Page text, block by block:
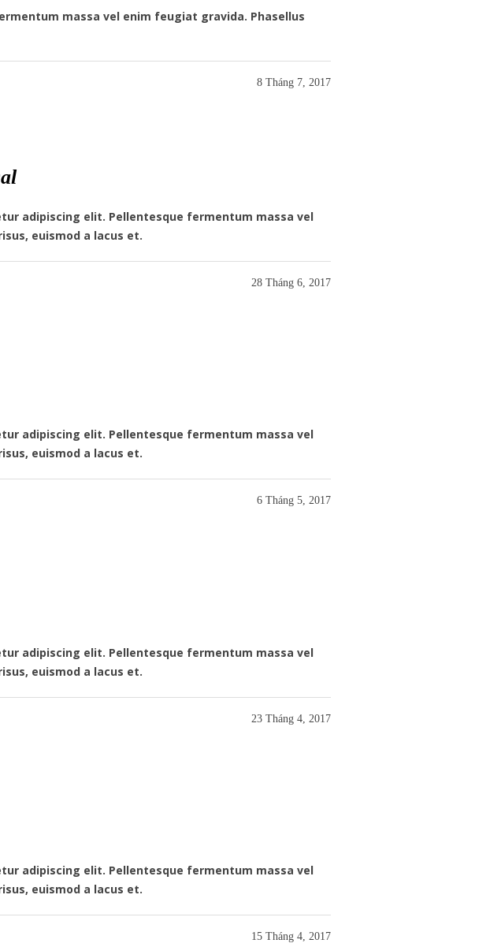
massa vel enim feugiat gravida. Phasellus
8 Tháng 7, 2017
adipiscing elit. Pellentesque fermentum massa vel
euismod a lacus et.
28 Tháng 6, 2017
adipiscing elit. Pellentesque fermentum massa vel
euismod a lacus et.
6 Tháng 5, 2017
adipiscing elit. Pellentesque fermentum massa vel
euismod a lacus et.
23 Tháng 4, 2017
adipiscing elit. Pellentesque fermentum massa vel
euismod a lacus et.
15 Tháng 4, 2017